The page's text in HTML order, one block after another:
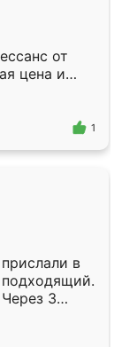
от
цена и
1
в
3